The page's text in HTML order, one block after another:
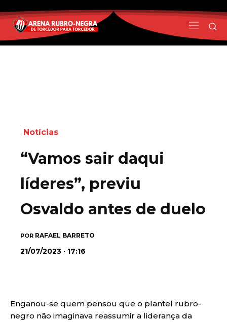
Notícias
“Vamos sair daqui
líderes”, previu
Osvaldo antes de duelo
POR RAFAEL BARRETO
21/07/2023 · 17:16
Enganou-se quem pensou que o plantel rubro-
negro não imaginava reassumir a liderança da